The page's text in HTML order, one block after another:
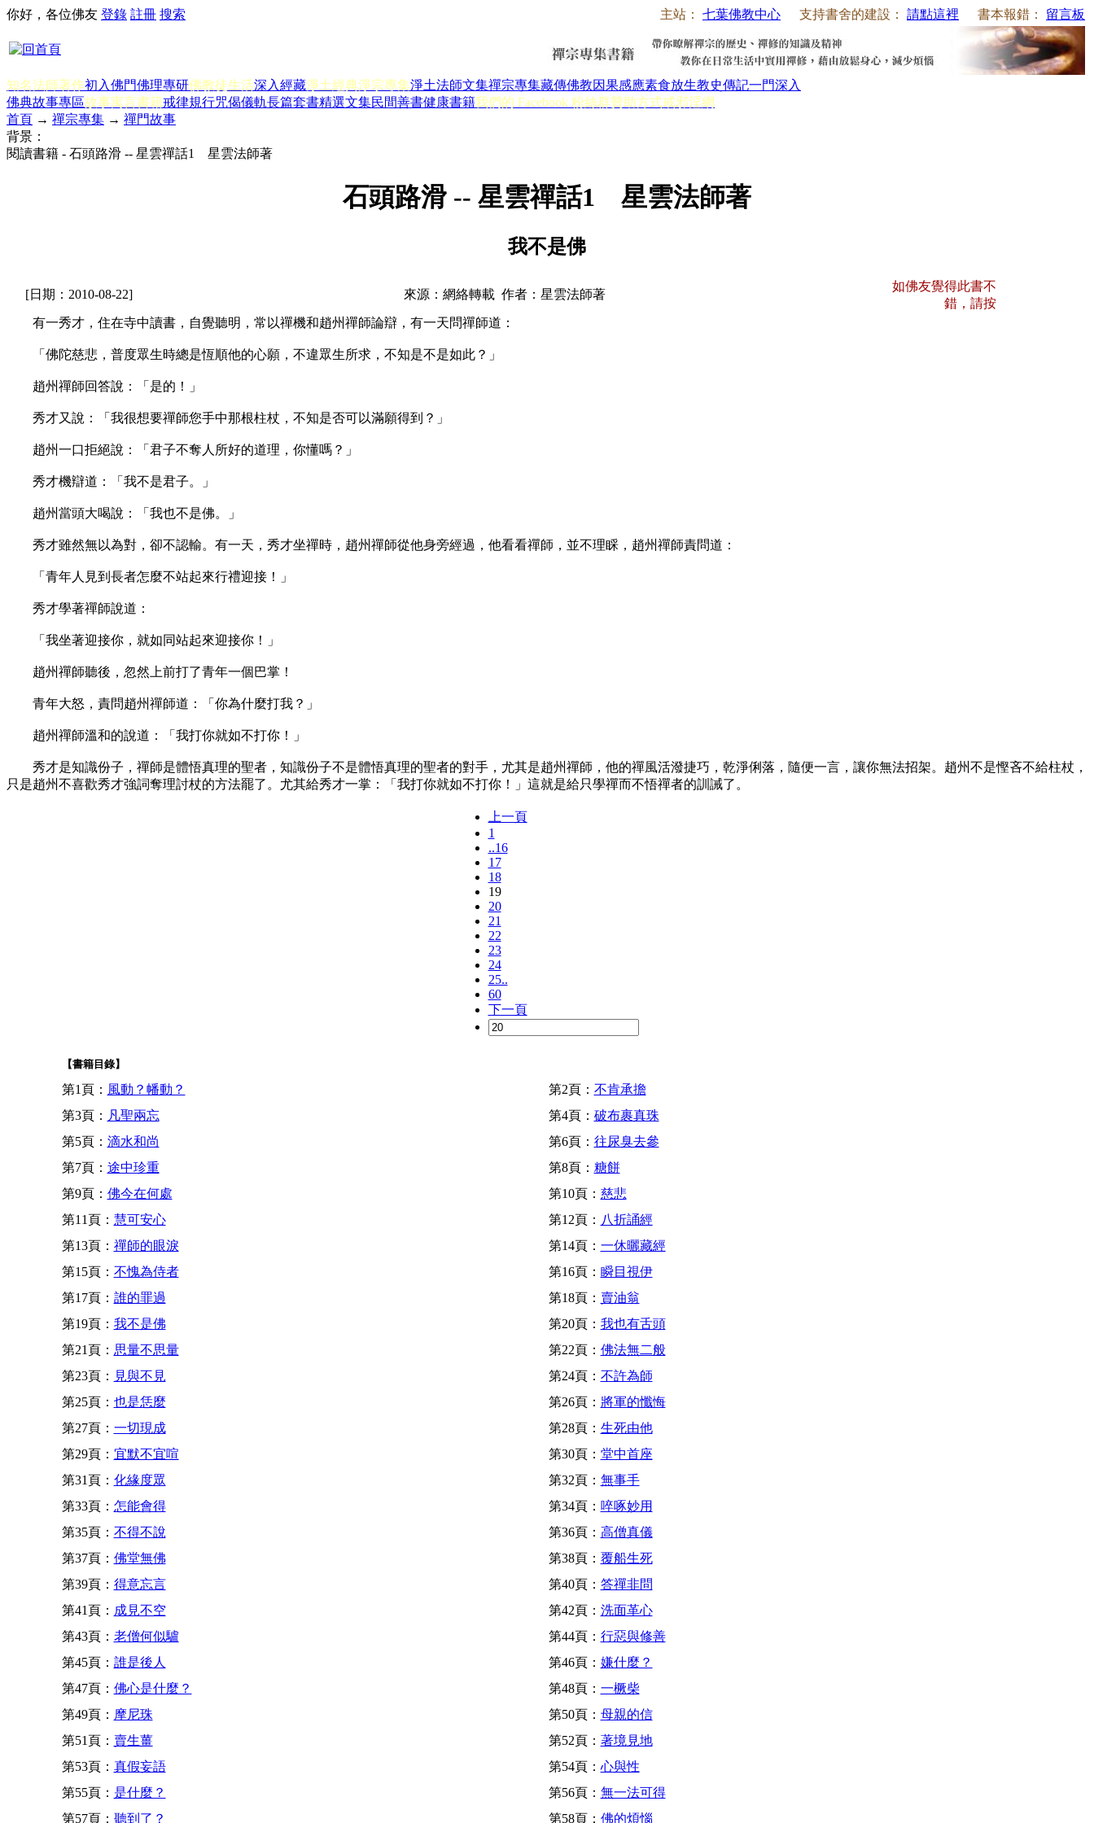
主站： 七葉佛教中心 支持書舍的建設： 請點這裡 書本報錯： 留言板
你好，各位佛友 登錄 註冊 搜索
知名法師著作初入佛門佛理專研佛教徒生活深入經藏淨土經典淨宗專集淨土法師文集禪宗專集藏傳佛教因果感應素食放生教史傳記一門深入
佛典故事專區故事寓言書籍戒律規行咒偈儀軌長篇套書精選文集民間善書健康書籍我們的 Facebook 粉絲群贊助方式戒邪淫網
首頁 → 禪宗專集 → 禪門故事
背景：
閱讀書籍 - 石頭路滑 -- 星雲禪話1 星雲法師著
石頭路滑 -- 星雲禪話1 星雲法師著
我不是佛
[日期：2010-08-22] 來源：網絡轉載 作者：星雲法師著
如佛友覺得此書不
錯，請按
有一秀才，住在寺中讀書，自覺聽明，常以禪機和趙州禪師論辯，有一天問禪師道：
「佛陀慈悲，普度眾生時總是恆順他的心願，不違眾生所求，不知是不是如此？」
趙州禪師回答說：「是的！」
秀才又說：「我很想要禪師您手中那根柱杖，不知是否可以滿願得到？」
趙州一口拒絕說：「君子不奪人所好的道理，你懂嗎？」
秀才機辯道：「我不是君子。」
趙州當頭大喝說：「我也不是佛。」
秀才雖然無以為對，卻不認輸。有一天，秀才坐禪時，趙州禪師從他身旁經過，他看看禪師，並不理睬，趙州禪師責問道：
「青年人見到長者怎麼不站起來行禮迎接！」
秀才學著禪師說道：
「我坐著迎接你，就如同站起來迎接你！」
趙州禪師聽後，忽然上前打了青年一個巴掌！
青年大怒，責問趙州禪師道：「你為什麼打我？」
趙州禪師溫和的說道：「我打你就如不打你！」
秀才是知識份子，禪師是體悟真理的聖者，知識份子不是體悟真理的聖者的對手，尤其是趙州禪師，他的禪風活潑捷巧，乾淨俐落，隨便一言，讓你無法招架。趙州不是慳吝不給柱杖，
只是趙州不喜歡秀才強詞奪理討杖的方法罷了。尤其給秀才一掌：「我打你就如不打你！」這就是給只學禪而不悟禪者的訓誡了。
上一頁
1
..16
17
18
19
20
21
22
23
24
25..
60
下一頁
【書籍目錄】
第1頁： 風動？幡動？ 第2頁： 不肯承擔
第3頁： 凡聖兩忘 第4頁： 破布裹真珠
第5頁： 滴水和尚 第6頁： 往尿臭去參
第7頁： 途中珍重 第8頁： 糖餅
第9頁： 佛今在何處 第10頁： 慈悲
第11頁： 慧可安心 第12頁： 八折誦經
第13頁： 禪師的眼淚 第14頁： 一休曬藏經
第15頁： 不愧為侍者 第16頁： 瞬目視伊
第17頁： 誰的罪過 第18頁： 賣油翁
第19頁： 我不是佛 第20頁： 我也有舌頭
第21頁： 思量不思量 第22頁： 佛法無二般
第23頁： 見與不見 第24頁： 不許為師
第25頁： 也是恁麼 第26頁： 將軍的懺悔
第27頁： 一切現成 第28頁： 生死由他
第29頁： 宜默不宜喧 第30頁： 堂中首座
第31頁： 化緣度眾 第32頁： 無事手
第33頁： 怎能會得 第34頁： 啐啄妙用
第35頁： 不得不說 第36頁： 高僧真儀
第37頁： 佛堂無佛 第38頁： 覆船生死
第39頁： 得意忘言 第40頁： 答禪非問
第41頁： 成見不空 第42頁： 洗面革心
第43頁： 老僧何似驢 第44頁： 行惡與修善
第45頁： 誰是後人 第46頁： 嫌什麼？
第47頁： 佛心是什麼？ 第48頁： 一橛柴
第49頁： 摩尼珠 第50頁： 母親的信
第51頁： 賣生薑 第52頁： 著境見地
第53頁： 真假妄語 第54頁： 心與性
第55頁： 是什麼？ 第56頁： 無一法可得
第57頁： 聽到了？ 第58頁： 佛的煩惱